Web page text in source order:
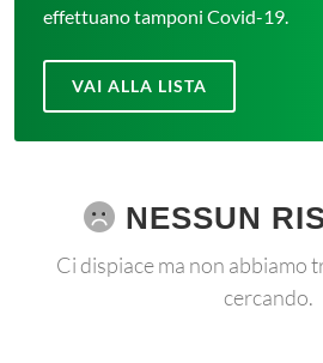
effettuano tamponi Covid-19.
VAI ALLA LISTA
NESSUN
Ci dispiace ma non abbiamo
cercando.